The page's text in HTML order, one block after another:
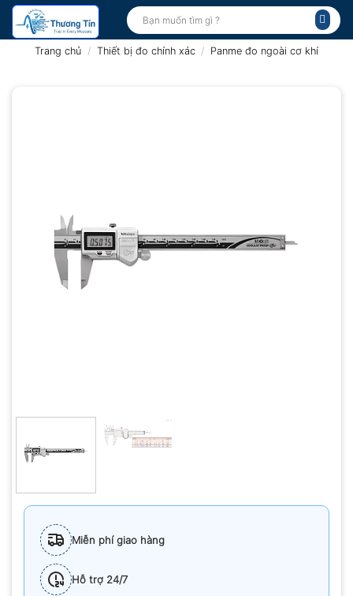
Bỏ
qua
Tìm
kiếm:
Trang chủ / Thiết bị đo chính xác / Panme đo ngoài cơ khí
Miễn phí giao hàng
Hỗ trợ 24/7